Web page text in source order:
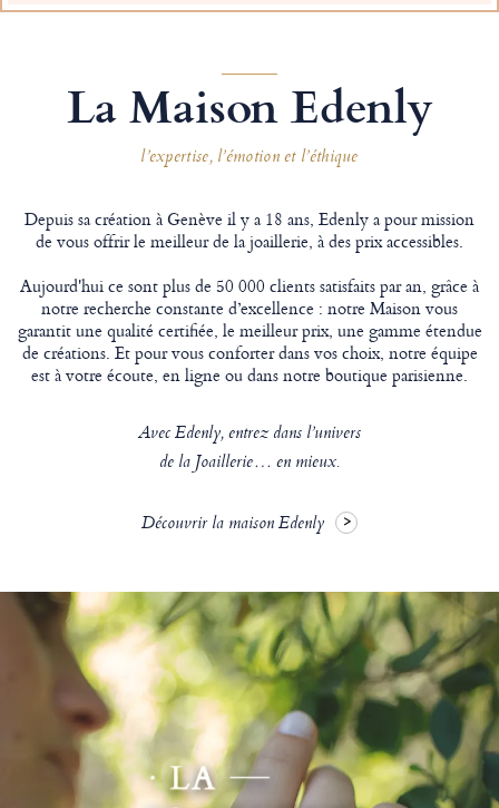
La Maison Edenly
l’expertise, l’émotion et l’éthique
Depuis sa création à Genève il y a 18 ans, Edenly a pour mission
de vous offrir le meilleur de la joaillerie, à des prix accessibles.
Aujourd'hui ce sont plus de 50 000 clients satisfaits par an, grâce à
notre recherche constante d’excellence : notre Maison vous
garantit une qualité certifiée, le meilleur prix, une gamme étendue
de créations. Et pour vous conforter dans vos choix, notre équipe
est à votre écoute, en ligne ou dans notre boutique parisienne.
Avec Edenly, entrez dans l’univers
de la Joaillerie… en mieux.
Découvrir la maison Edenly